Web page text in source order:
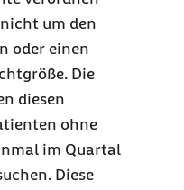
um den
oder einen
Die
diesen
ohne
im Quartal
Diese